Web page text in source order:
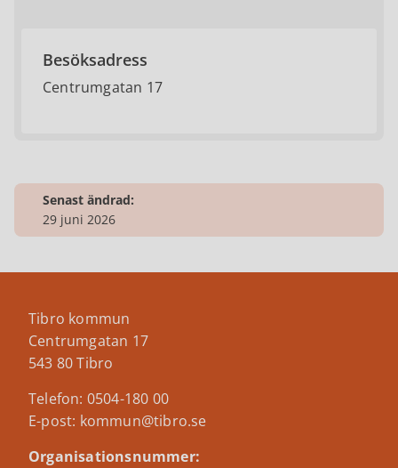
Besöksadress
Centrumgatan 17
Senast ändrad:
29 juni 2026
Tibro kommun
Centrumgatan 17
543 80 Tibro
Telefon: 0504-180 00
E-post: kommun@tibro.se
Organisationsnummer: